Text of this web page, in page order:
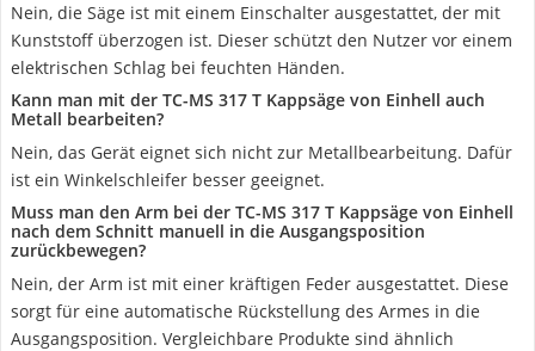
Nein, die Säge ist mit einem Einschalter ausgestattet, der mit
Kunststoff überzogen ist. Dieser schützt den Nutzer vor einem
elektrischen Schlag bei feuchten Händen.
Kann man mit der TC-MS 317 T Kappsäge von Einhell auch
Metall bearbeiten?
Nein, das Gerät eignet sich nicht zur Metallbearbeitung. Dafür
ist ein Winkelschleifer besser geeignet.
Muss man den Arm bei der TC-MS 317 T Kappsäge von Einhell
nach dem Schnitt manuell in die Ausgangsposition
zurückbewegen?
Nein, der Arm ist mit einer kräftigen Feder ausgestattet. Diese
sorgt für eine automatische Rückstellung des Armes in die
Ausgangsposition. Vergleichbare Produkte sind ähnlich